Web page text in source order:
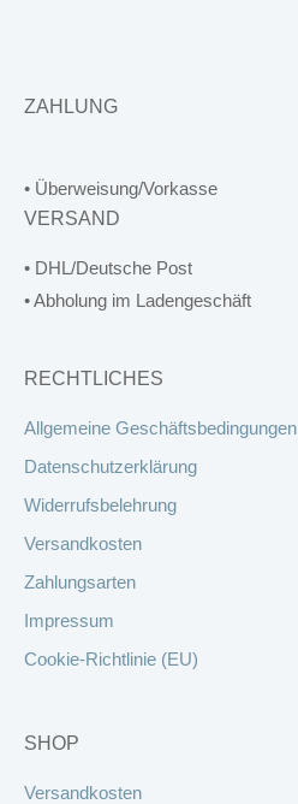
ZAHLUNG
• Überweisung/Vorkasse
VERSAND
• DHL/Deutsche Post
• Abholung im Ladengeschäft
RECHTLICHES
Allgemeine Geschäftsbedingungen
Datenschutzerklärung
Widerrufsbelehrung
Versandkosten
Zahlungsarten
Impressum
Cookie-Richtlinie (EU)
SHOP
Versandkosten